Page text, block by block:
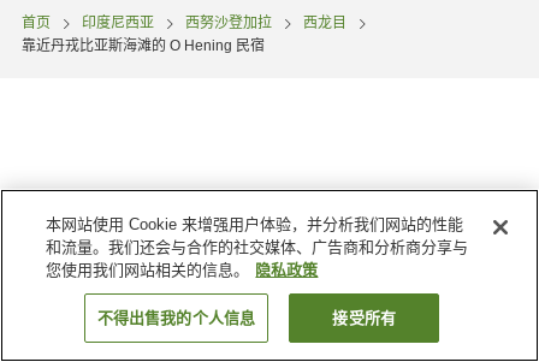
首页 印度尼西亚 西努沙登加拉
西龙目
靠近丹戎比亚斯海滩的 O Hening 民宿
搜索客房
本网站使用 Cookie 来增强用户体验，并分析我们网站的性能
和流量。我们还会与合作的社交媒体、广告商和分析商分享与
您使用我们网站相关的信息。
隐私政策
不得出售我的个人信息 接受所有